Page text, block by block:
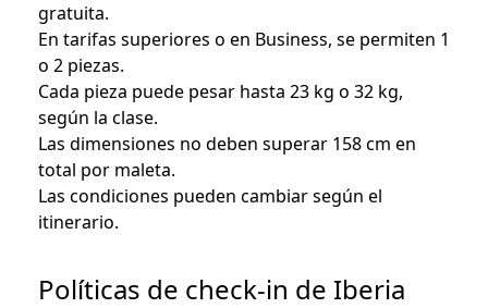
gratuita.
En tarifas superiores o en Business, se permiten 1
o 2 piezas.
Cada pieza puede pesar hasta 23 kg o 32 kg,
según la clase.
Las dimensiones no deben superar 158 cm en
total por maleta.
Las condiciones pueden cambiar según el
itinerario.
Políticas de check-in de Iberia